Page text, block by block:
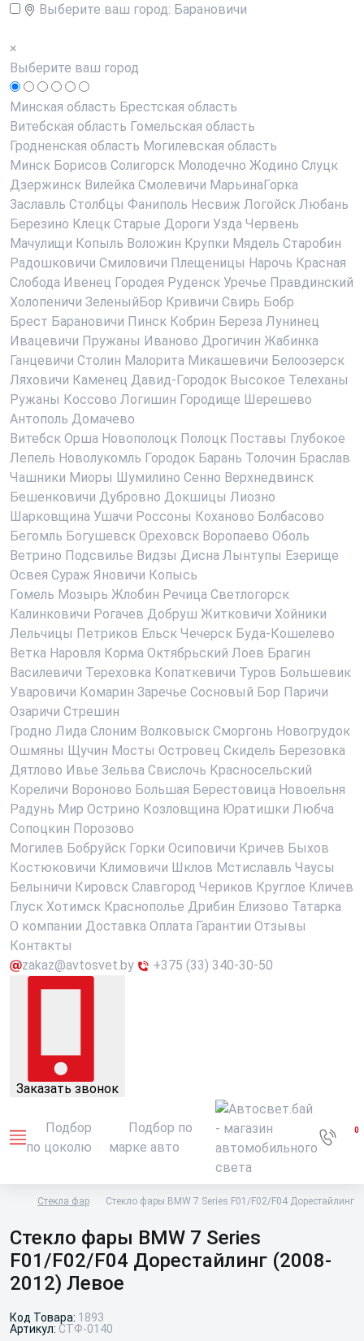
Выберите ваш город: Барановичи
×
Выберите ваш город
Минская область Брестская область
Витебская область Гомельская область
Гродненская область Могилевская область
Минск Борисов Солигорск Молодечно Жодино Слуцк
Дзержинск Вилейка Смолевичи МарьинаГорка
Заславль Столбцы Фаниполь Несвиж Логойск Любань
Березино Клецк Старые Дороги Узда Червень
Мачулищи Копыль Воложин Крупки Мядель Старобин
Радошковичи Смиловичи Плещеницы Нарочь Красная
Слобода Ивенец Городея Руденск Уречье Правдинский
Холопеничи ЗеленыйБор Кривичи Свирь Бобр
Брест Барановичи Пинск Кобрин Береза Лунинец
Ивацевичи Пружаны Иваново Дрогичин Жабинка
Ганцевичи Столин Малорита Микашевичи Белоозерск
Ляховичи Каменец Давид-Городок Высокое Телеханы
Ружаны Коссово Логишин Городище Шерешево
Антополь Домачево
Витебск Орша Новополоцк Полоцк Поставы Глубокое
Лепель Новолукомль Городок Барань Толочин Браслав
Чашники Миоры Шумилино Сенно Верхнедвинск
Бешенковичи Дубровно Докшицы Лиозно
Шарковщина Ушачи Россоны Коханово Болбасово
Бегомль Богушевск Ореховск Воропаево Оболь
Ветрино Подсвилье Видзы Дисна Лынтупы Езерище
Освея Сураж Яновичи Копысь
Гомель Мозырь Жлобин Речица Светлогорск
Калинковичи Рогачев Добруш Житковичи Хойники
Лельчицы Петриков Ельск Чечерск Буда-Кошелево
Ветка Наровля Корма Октябрьский Лоев Брагин
Василевичи Тереховка Копаткевичи Туров Большевик
Уваровичи Комарин Заречье Сосновый Бор Паричи
Озаричи Стрешин
Гродно Лида Слоним Волковыск Сморгонь Новогрудок
Ошмяны Щучин Мосты Островец Скидель Березовка
Дятлово Ивье Зельва Свислочь Красносельский
Кореличи Вороново Большая Берестовица Новоельня
Радунь Мир Острино Козловщина Юратишки Любча
Сопоцкин Порозово
Могилев Бобруйск Горки Осиповичи Кричев Быхов
Костюковичи Климовичи Шклов Мстиславль Чаусы
Белыничи Кировск Славгород Чериков Круглое Кличев
Глуск Хотимск Краснополье Дрибин Елизово Татарка
О компании Доставка Оплата Гарантии Отзывы
Контакты
zakaz@avtosvet.by
+375 (33) 340-30-50
Заказать звонок
Подбор
по цоколю
Подбор по
марке авто
0
Стекла фар Стекло фары BMW 7 Series F01/F02/F04 Дорестайлинг
Стекло фары BMW 7 Series
F01/F02/F04 Дорестайлинг (2008-
2012) Левое
Код Товара: 1893
Артикул: СТФ-0140